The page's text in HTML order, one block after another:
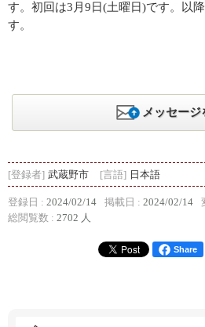
す。初回は3月9日(土曜日)です。以
す。
メッセージ
[登録者] 武蔵野市 [言語] 日本語
登録日 : 2024/02/14 掲載日 : 2024/02/14
総閲覧数 : 2702 人
Share